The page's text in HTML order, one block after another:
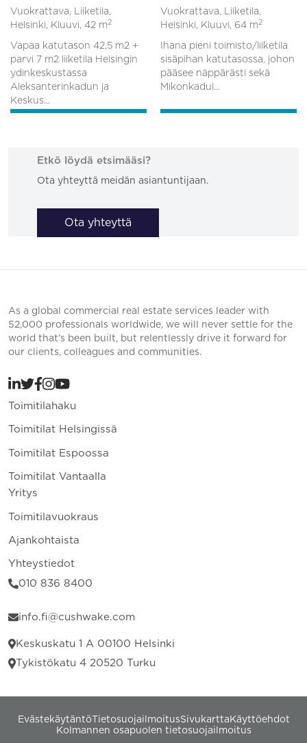
Vuokrattava, Liiketila,
Helsinki, Kluuvi, 42 m 2
Vapaa katutason 42,5 m2 +
parvi 7 m2 liiketila Helsingin
ydinkeskustassa
Aleksanterinkadun ja
Keskus...
Vuokrattava, Liiketila,
Helsinki, Kluuvi, 64 m 2
Ihana pieni toimisto/liiketila
sisäpihan katutasossa, johon
pääsee näppärästi sekä
Mikonkadul...
Etkö löydä etsimääsi?
Ota yhteyttä meidän asiantuntijaan.
Ota yhteyttä
As a global commercial real estate services leader with
52,000 professionals worldwide, we will never settle for the
world that’s been built, but relentlessly drive it forward for
our clients, colleagues and communities.
Toimitilahaku
Toimitilat Helsingissä
Toimitilat Espoossa
Toimitilat Vantaalla
Yritys
Toimitilavuokraus
Ajankohtaista
Yhteystiedot
010 836 8400
info.fi@cushwake.com
Keskuskatu 1 A 00100 Helsinki
Tykistökatu 4 20520 Turku
EvästekäytäntöTietosuojailmoitusSivukartta Käyttöehdot
Kolmannen osapuolen tietosuojailmoitus